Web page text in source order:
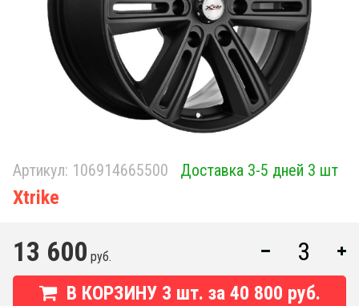
Артикул: 106914665500 Доставка 3-5 дней 3 шт
Xtrike
13 600 руб.
В КОРЗИНУ 3 шт. за 40 800 руб.